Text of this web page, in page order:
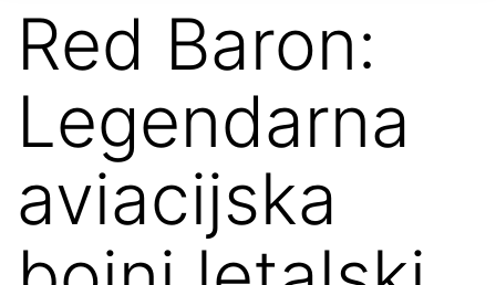
Red Baron:
Legendarna
aviacijska